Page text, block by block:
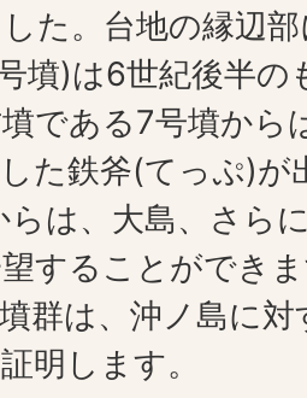
た。台地の縁辺
墳)は6世紀後半の
である7号墳から
た鉄斧(てっぷ)が
らは、大島、さら
することができ
群は、沖ノ島に
明します。